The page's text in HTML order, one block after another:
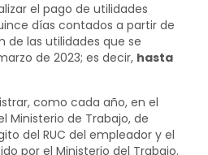
el pago de utilidades
días contados a partir de
de las utilidades que se
de 2023; es decir, hasta
como cada año, en el
Ministerio de Trabajo, de
del RUC del empleador y el
por el Ministerio del Trabajo.